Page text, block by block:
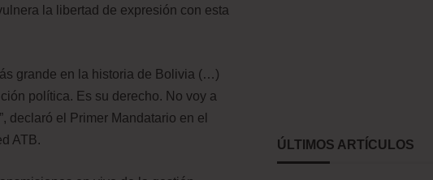
la libertad de expresión con esta
grande en la historia de Bolivia (…)
política. Es su derecho. No voy a
declaró el Primer Mandatario en el
ATB.
ÚLTIMOS ARTÍCULOS